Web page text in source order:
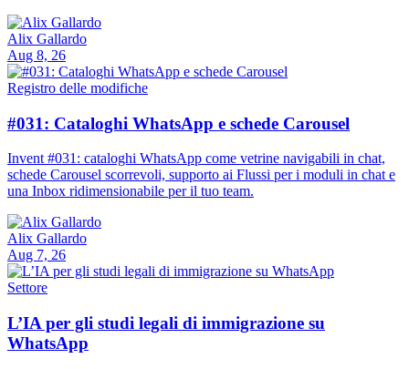
Alix Gallardo
Aug 8, 26
Registro delle modifiche
#031: Cataloghi WhatsApp e schede Carousel
Invent #031: cataloghi WhatsApp come vetrine navigabili in chat,
schede Carousel scorrevoli, supporto ai Flussi per i moduli in chat e
una Inbox ridimensionabile per il tuo team.
Alix Gallardo
Aug 7, 26
Settore
L’IA per gli studi legali di immigrazione su
WhatsApp